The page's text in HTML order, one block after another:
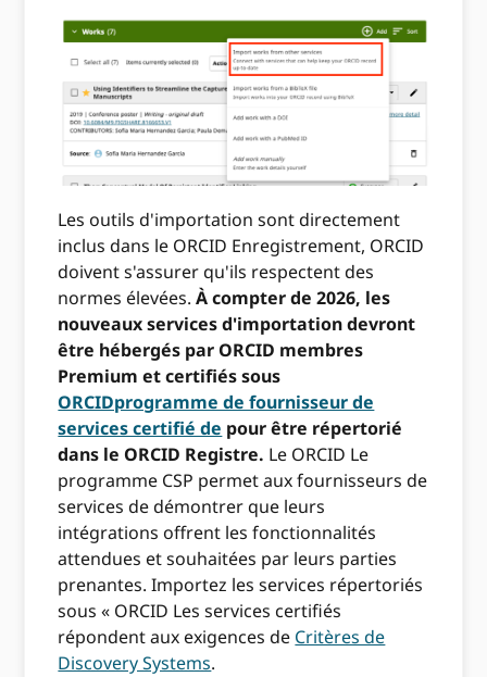
Les outils d'importation sont directement
inclus dans le ORCID Enregistrement, ORCID
doivent s'assurer qu'ils respectent des
normes élevées.À compter de 2026, les
nouveaux services d'importation devront
être hébergés par ORCID membres
Premium et certifiés sous
ORCIDprogramme de fournisseur de
services certifié de pour être répertorié
dans le ORCID Registre. Le ORCID Le
programme CSP permet aux fournisseurs de
services de démontrer que leurs
intégrations offrent les fonctionnalités
attendues et souhaitées par leurs parties
prenantes. Importez les services répertoriés
sous « ORCID Les services certifiés
répondent aux exigences de Critères de
Discovery Systems.